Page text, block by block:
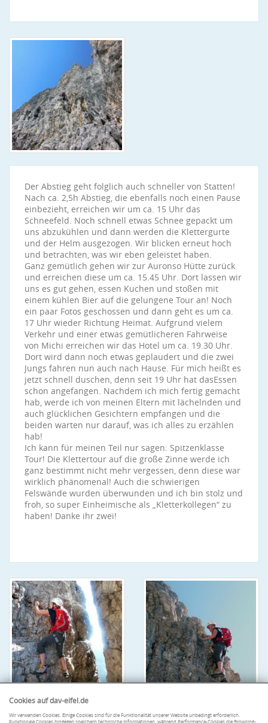
Der Abstieg geht folglich auch schneller von Statten!
Nach ca. 2,5h Abstieg, die ebenfalls noch einen Pause
einbezieht, erreichen wir um ca. 15 Uhr das
Schneefeld. Noch schnell etwas Schnee gepackt um
uns abzukühlen und dann werden die Klettergurte
und der Helm ausgezogen. Wir blicken erneut hoch
und betrachten, was wir eben geleistet haben.
Ganz gemütlich gehen wir zur Auronso Hütte zurück
und erreichen diese um ca. 15.45 Uhr. Dort lassen wir
uns es gut gehen, essen Kuchen und stoßen mit
einem kühlen Bier auf die gelungene Tour an! Noch
ein paar Fotos geschossen und dann geht es um ca.
17 Uhr wieder Richtung Heimat. Aufgrund vielem
Verkehr und einer etwas gemütlicheren Fahrweise
von Michi erreichen wir das Hotel um ca. 19.30 Uhr.
Dort wird dann noch etwas geplaudert und die zwei
Jungs fahren nun auch nach Hause. Für mich heißt es
jetzt schnell duschen, denn seit 19 Uhr hat dasEssen
schon angefangen. Nachdem ich mich fertig gemacht
hab, werde ich von meinen Eltern mit lächelnden und
auch glücklichen Gesichtern empfangen und die
beiden warten nur darauf, was ich alles zu erzählen
hab!
Ich kann für meinen Teil nur sagen: Spitzenklasse
Tour! Die Klettertour auf die große Zinne werde ich
ganz bestimmt nicht mehr vergessen, denn diese war
wirklich phänomenal! Auch die schwierigen
Felswände wurden überwunden und ich bin stolz und
froh, so super Einheimische als „Kletterkollegen“ zu
haben! Danke ihr zwei!
Cookies auf dav-eifel.de
Wir verwenden Cookies. Einige Cookies sind für die Funktionalität unserer Website unbedingt erforderlich.
Funktionale Cookies hingegen speichern technische Informationen, während Performance-Cookies die Browsing-